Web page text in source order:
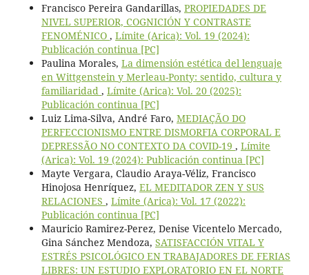
Francisco Pereira Gandarillas, PROPIEDADES DE
NIVEL SUPERIOR, COGNICIÓN Y CONTRASTE
FENOMÉNICO , Límite (Arica): Vol. 19 (2024):
Publicación continua [PC]
Paulina Morales, La dimensión estética del lenguaje
en Wittgenstein y Merleau-Ponty: sentido, cultura y
familiaridad , Límite (Arica): Vol. 20 (2025):
Publicación continua [PC]
Luiz Lima-Silva, André Faro, MEDIAÇÃO DO
PERFECCIONISMO ENTRE DISMORFIA CORPORAL E
DEPRESSÃO NO CONTEXTO DA COVID-19 , Límite
(Arica): Vol. 19 (2024): Publicación continua [PC]
Mayte Vergara, Claudio Araya-Véliz, Francisco
Hinojosa Henríquez, EL MEDITADOR ZEN Y SUS
RELACIONES , Límite (Arica): Vol. 17 (2022):
Publicación continua [PC]
Mauricio Ramirez-Perez, Denise Vicentelo Mercado,
Gina Sánchez Mendoza, SATISFACCIÓN VITAL Y
ESTRÉS PSICOLÓGICO EN TRABAJADORES DE FERIAS
LIBRES: UN ESTUDIO EXPLORATORIO EN EL NORTE